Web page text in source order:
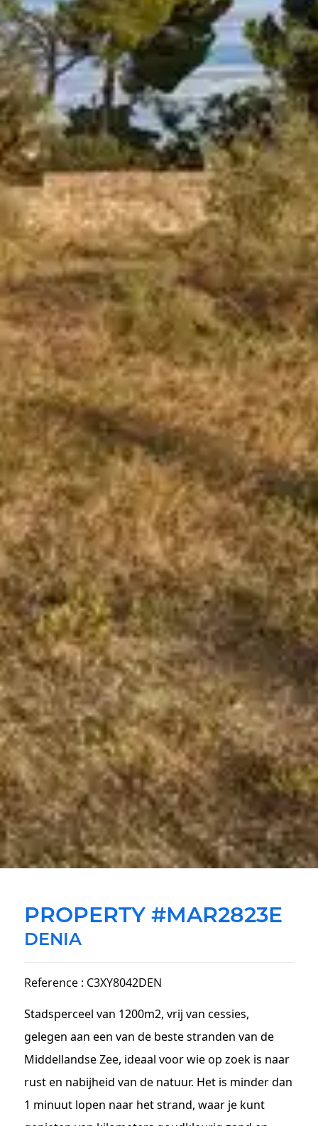
PROPERTY #MAR2823E
DENIA
Reference : C3XY8042DEN
Stadsperceel van 1200m2, vrij van cessies,
gelegen aan een van de beste stranden van de
Middellandse Zee, ideaal voor wie op zoek is naar
rust en nabijheid van de natuur. Het is minder dan
1 minuut lopen naar het strand, waar je kunt